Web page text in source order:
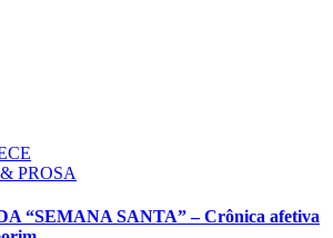
PROSA
“SEMANA SANTA” – Crônica afetiva